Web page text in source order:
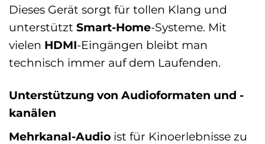
Dieses Gerät sorgt für tollen Klang und
unterstützt Smart-Home-Systeme. Mit
vielen HDMI-Eingängen bleibt man
technisch immer auf dem Laufenden.
Unterstützung von Audioformaten und -
kanälen
Mehrkanal-Audio ist für Kinoerlebnisse zu